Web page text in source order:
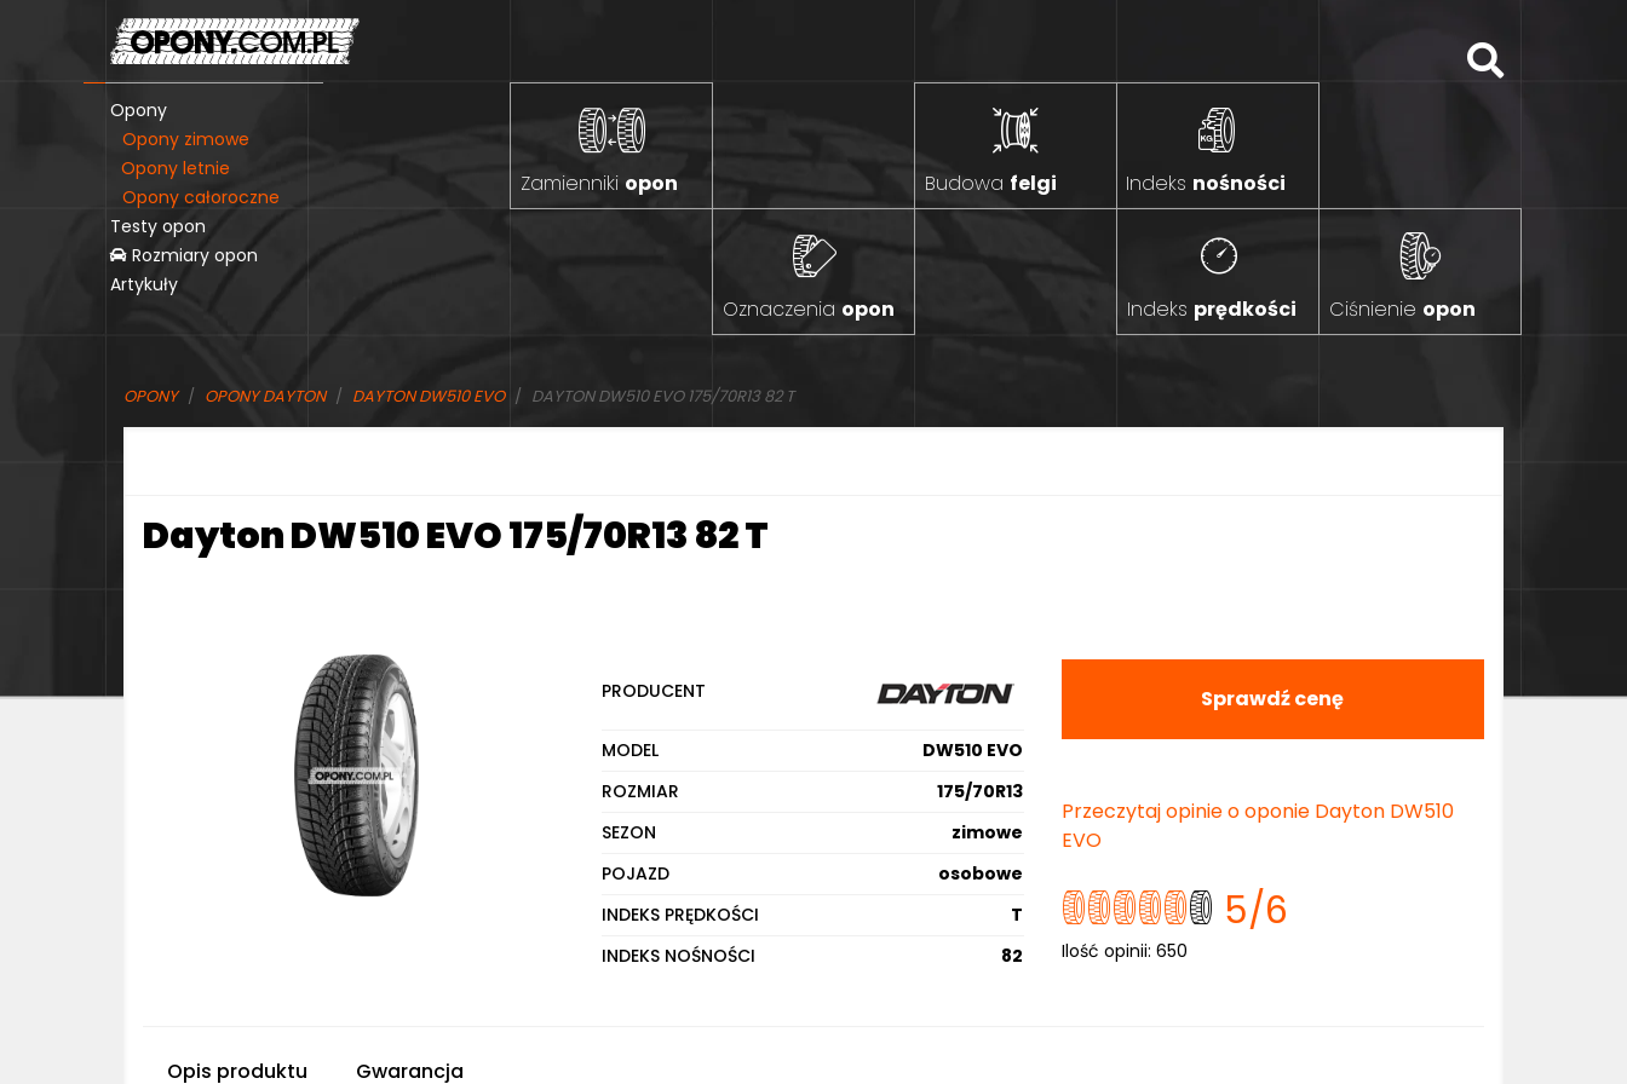
Opony
Opony zimowe
Opony letnie
Opony całoroczne
Testy opon
Rozmiary opon
Artykuły
Zamienniki opon Budowa felgi Indeks nośności
Indeks prędkości Ciśnienie opon
Oznaczenia opon
OPONY OPONY DAYTON DAYTON DW510 EVO DAYTON DW510 EVO 175/70R13 82 T
Dayton DW510 EVO 175/70R13 82 T
PRODUCENT
MODEL
DW510 EVO
ROZMIAR
175/70R13
SEZON
zimowe
POJAZD
osobowe
INDEKS PRĘDKOŚCI
T
INDEKS NOŚNOŚCI
82
Sprawdź cenę
Przeczytaj opinie o oponie Dayton DW510
EVO
5/6
Ilość opinii: 650
Opis produktu Gwarancja